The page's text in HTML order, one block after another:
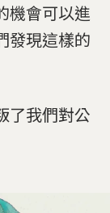
機會可以進
發現這樣的
了我們對公